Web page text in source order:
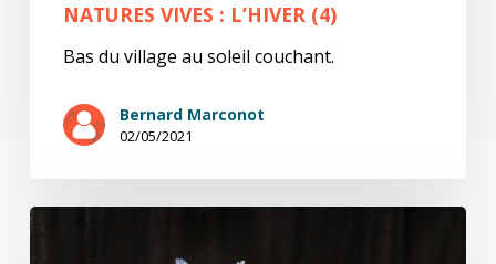
NATURES VIVES : L’HIVER (4)
Bas du village au soleil couchant.
Bernard Marconot
02/05/2021
natures
ViVes